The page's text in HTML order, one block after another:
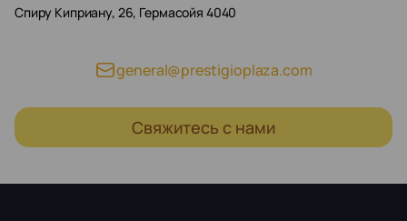
Спиру Киприану, 26, Гермасойя 4040
general@prestigioplaza.com
Свяжитесь с нами